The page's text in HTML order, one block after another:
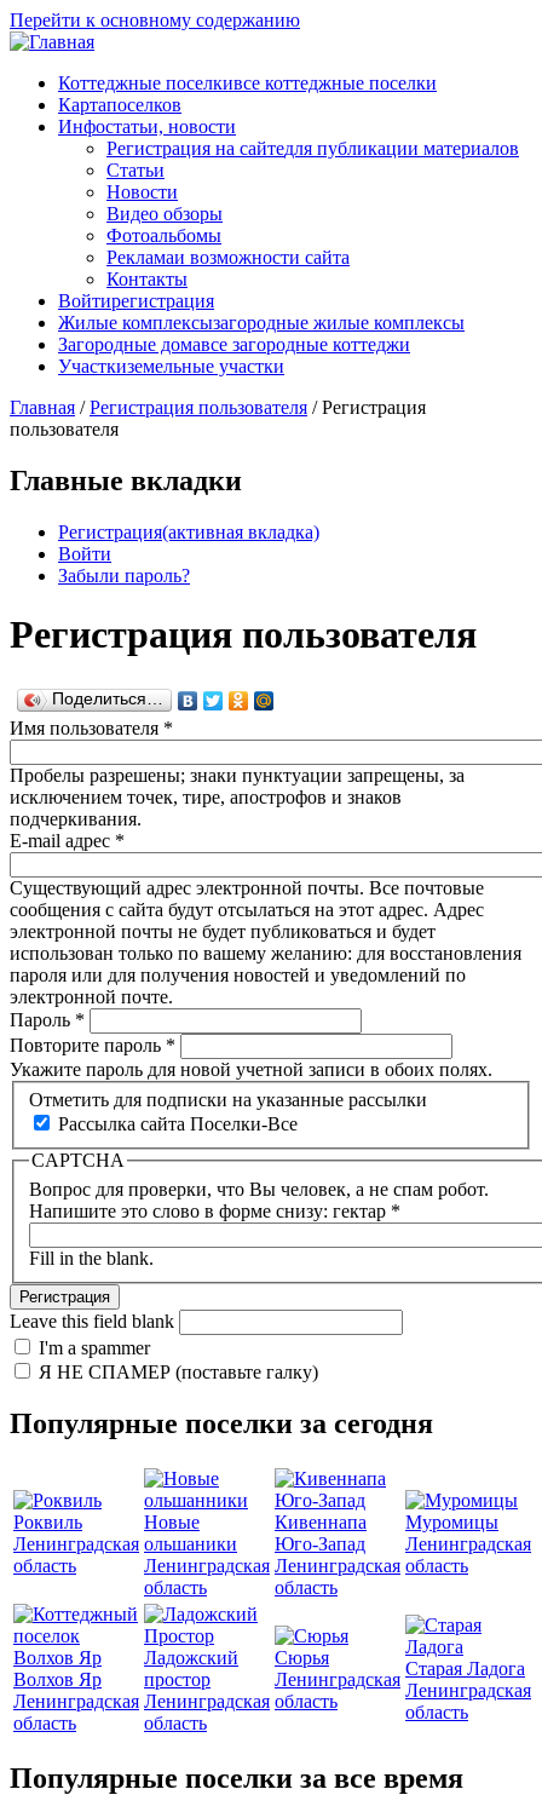
Перейти к основному содержанию
Коттеджные поселкивсе коттеджные поселки
Картапоселков
Инфостатьи, новости
Регистрация на сайтедля публикации материалов
Статьи
Новости
Видео обзоры
Фотоальбомы
Рекламаи возможности сайта
Контакты
Войтирегистрация
Жилые комплексызагородные жилые комплексы
Загородные домавсе загородные коттеджи
Участкиземельные участки
Главная / Регистрация пользователя /Регистрация
пользователя
Главные вкладки
Регистрация(активная вкладка)
Войти
Забыли пароль?
Регистрация пользователя
Поделиться…
Имя пользователя *
Пробелы разрешены; знаки пунктуации запрещены, за
исключением точек, тире, апострофов и знаков
подчеркивания.
E-mail адрес *
Существующий адрес электронной почты. Все почтовые
сообщения с сайта будут отсылаться на этот адрес. Адрес
электронной почты не будет публиковаться и будет
использован только по вашему желанию: для восстановления
пароля или для получения новостей и уведомлений по
электронной почте.
Пароль *
Повторите пароль *
Укажите пароль для новой учетной записи в обоих полях.
Отметить для подписки на указанные рассылки
Рассылка сайта Поселки-Все
CAPTCHA
Вопрос для проверки, что Вы человек, а не спам робот.
Напишите это слово в форме снизу: гектар *
Fill in the blank.
Leave this field blank
I'm a spammer
Я НЕ СПАМЕР (поставьте галку)
Популярные поселки за сегодня
Роквиль
Ленинградская
область
Новые
ольшаники
Ленинградская
область
Кивеннапа
Юго-Запад
Ленинградская
область
Муромицы
Ленинградская
область
Волхов Яр
Ленинградская
область
Ладожский
простор
Ленинградская
область
Сюрья
Ленинградская
область
Старая Ладога
Ленинградская
область
Популярные поселки за все время